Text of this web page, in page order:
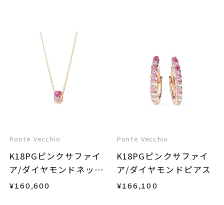
Ponte Vecchio
K18PGピンクサファイ
ア/ダイヤモンドネック
レス
¥160,600
Ponte Vecchio
K18PGピンクサファイ
ア/ダイヤモンドピアス
¥166,100